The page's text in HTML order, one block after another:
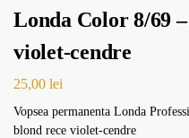
Londa Color 8/69
violet-cendre
25,00 lei
Vopsea permanenta Londa
blond rece violet-cendre